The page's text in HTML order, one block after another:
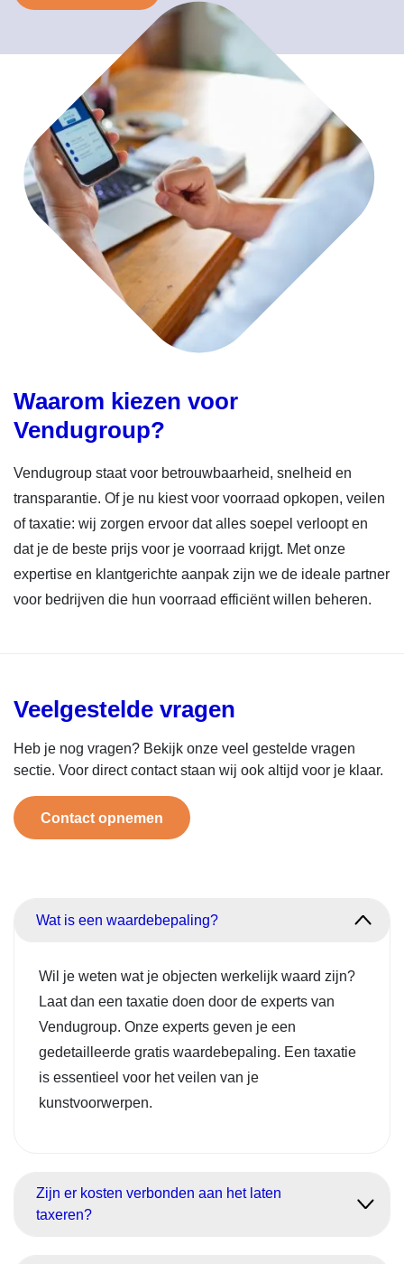
Waarom kiezen voor
Vendugroup?
Vendugroup staat voor betrouwbaarheid, snelheid en
transparantie. Of je nu kiest voor voorraad opkopen, veilen
of taxatie: wij zorgen ervoor dat alles soepel verloopt en
dat je de beste prijs voor je voorraad krijgt. Met onze
expertise en klantgerichte aanpak zijn we de ideale partner
voor bedrijven die hun voorraad efficiënt willen beheren.
Veelgestelde vragen
Heb je nog vragen? Bekijk onze veel gestelde vragen
sectie. Voor direct contact staan wij ook altijd voor je klaar.
Contact opnemen
Wat is een waardebepaling?
Wil je weten wat je objecten werkelijk waard zijn?
Laat dan een taxatie doen door de experts van
Vendugroup. Onze experts geven je een
gedetailleerde gratis waardebepaling. Een taxatie
is essentieel voor het veilen van je
kunstvoorwerpen.
Zijn er kosten verbonden aan het laten
taxeren?